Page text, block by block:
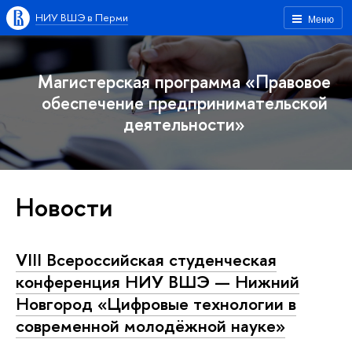
Меню
НИУ ВШЭ в Перми
Магистерская программа «Правовое
обеспечение предпринимательской
деятельности»
Новости
VIII Всероссийская студенческая
конференция НИУ ВШЭ — Нижний
Новгород «Цифровые технологии в
современной молодёжной науке»